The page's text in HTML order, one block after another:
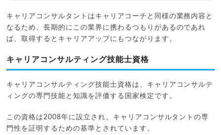
キャリアコンサルタントはキャリアコーチと同様の業務内容と
なるため、長期的にこの業界に携わるつもりがあるのであれ
ば、取得するとキャリアアップにもつながります。
キャリアコンサルティング技能士資格
キャリアコンサルティング技能士資格は、キャリアコンサルテ
ィングの専門技能と知識を評価する国家検定です。
この資格は2008年に設立され、キャリアコンサルタントの専
門性を証明するための基準とされています。